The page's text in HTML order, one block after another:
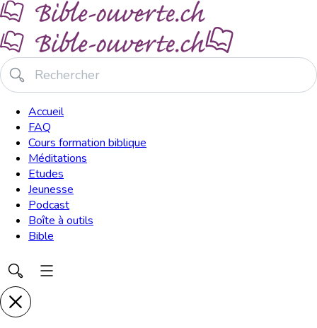
Accueil
FAQ
Cours formation biblique
Méditations
Etudes
Jeunesse
Podcast
Boîte à outils
Bible